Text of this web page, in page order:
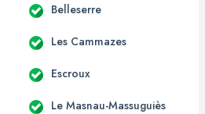
Belleserre
Les Cammazes
Escroux
Le Masnau-Massuguiès